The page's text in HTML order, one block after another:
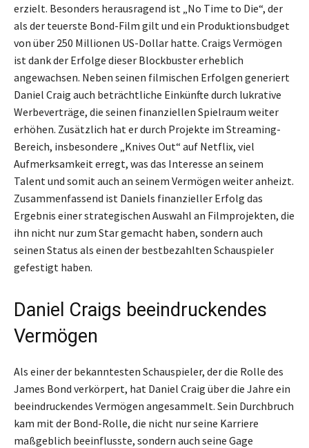
erzielt. Besonders herausragend ist „No Time to Die“, der
als der teuerste Bond-Film gilt und ein Produktionsbudget
von über 250 Millionen US-Dollar hatte. Craigs Vermögen
ist dank der Erfolge dieser Blockbuster erheblich
angewachsen. Neben seinen filmischen Erfolgen generiert
Daniel Craig auch beträchtliche Einkünfte durch lukrative
Werbeverträge, die seinen finanziellen Spielraum weiter
erhöhen. Zusätzlich hat er durch Projekte im Streaming-
Bereich, insbesondere „Knives Out“ auf Netflix, viel
Aufmerksamkeit erregt, was das Interesse an seinem
Talent und somit auch an seinem Vermögen weiter anheizt.
Zusammenfassend ist Daniels finanzieller Erfolg das
Ergebnis einer strategischen Auswahl an Filmprojekten, die
ihn nicht nur zum Star gemacht haben, sondern auch
seinen Status als einen der bestbezahlten Schauspieler
gefestigt haben.
Daniel Craigs beeindruckendes
Vermögen
Als einer der bekanntesten Schauspieler, der die Rolle des
James Bond verkörpert, hat Daniel Craig über die Jahre ein
beeindruckendes Vermögen angesammelt. Sein Durchbruch
kam mit der Bond-Rolle, die nicht nur seine Karriere
maßgeblich beeinflusste, sondern auch seine Gage